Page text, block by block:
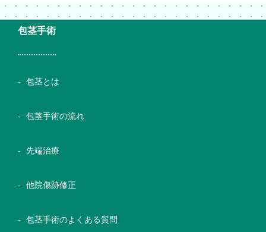
包茎手術
包茎とは
包茎手術の流れ
先端治療
他院傷跡修正
包茎手術のよくある質問